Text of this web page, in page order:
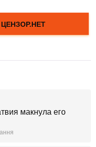
макнула его